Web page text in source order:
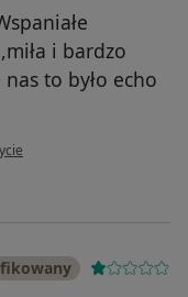
i bardzo
to było echo
Kasia